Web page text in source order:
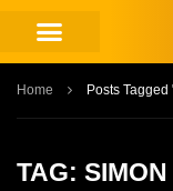
Home Posts
TAG: